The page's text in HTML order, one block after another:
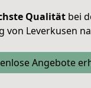
Qualität bei
von Leverkusen
Angebote